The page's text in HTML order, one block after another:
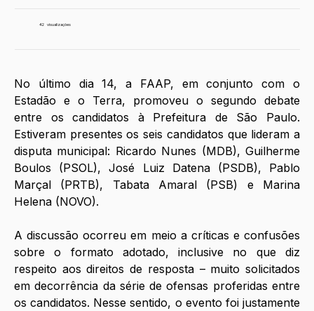
42 visualizações
No último dia 14, a FAAP, em conjunto com o
Estadão e o Terra, promoveu o segundo debate
entre os candidatos à Prefeitura de São Paulo.
Estiveram presentes os seis candidatos que lideram a
disputa municipal: Ricardo Nunes (MDB), Guilherme
Boulos (PSOL), José Luiz Datena (PSDB), Pablo
Marçal (PRTB), Tabata Amaral (PSB) e Marina
Helena (NOVO).
A discussão ocorreu em meio a críticas e confusões
sobre o formato adotado, inclusive no que diz
respeito aos direitos de resposta – muito solicitados
em decorrência da série de ofensas proferidas entre
os candidatos. Nesse sentido, o evento foi justamente